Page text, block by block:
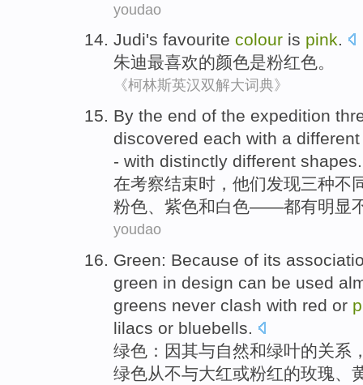
youdao
Judi's favourite colour is pink.
朱迪最喜欢的颜色是粉红色。
《柯林斯英汉双解大词典》
By the end of the expedition
discovered each with a
- with distinctly different shapes.
在考察结束时 ， 他们发现三种不
粉色、 紫色和白色——都有明显
youdao
Green: Because of its
green in design can be used
greens never clash with red or
lilacs or bluebells.
绿色 ： 因其与自然和绿叶的关系
绿色从不与大红或粉红的玫瑰、